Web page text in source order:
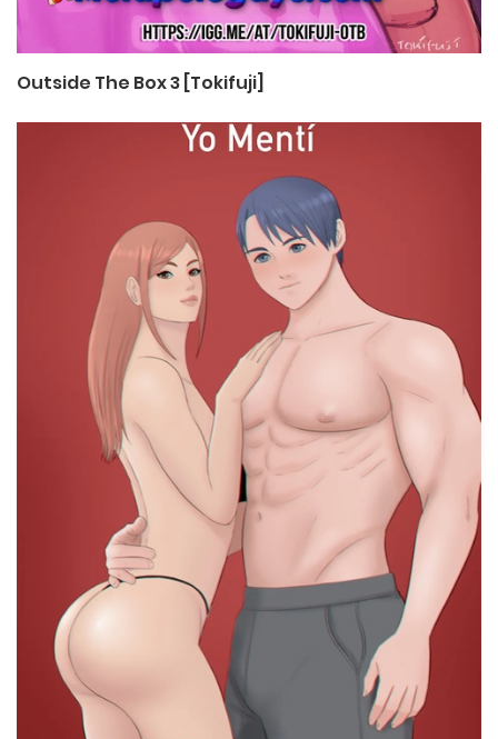
Outside The Box 3 [Tokifuji]